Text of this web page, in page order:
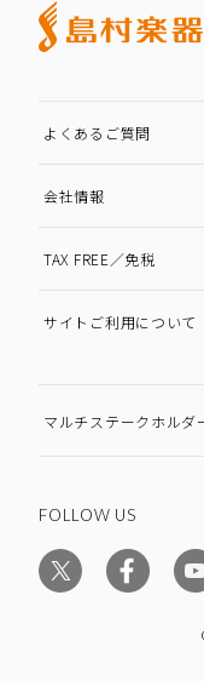
よくあるご質問
会社情報
TAX FREE／免税
サイトご利用について
マルチステークホルダ
FOLLOW US